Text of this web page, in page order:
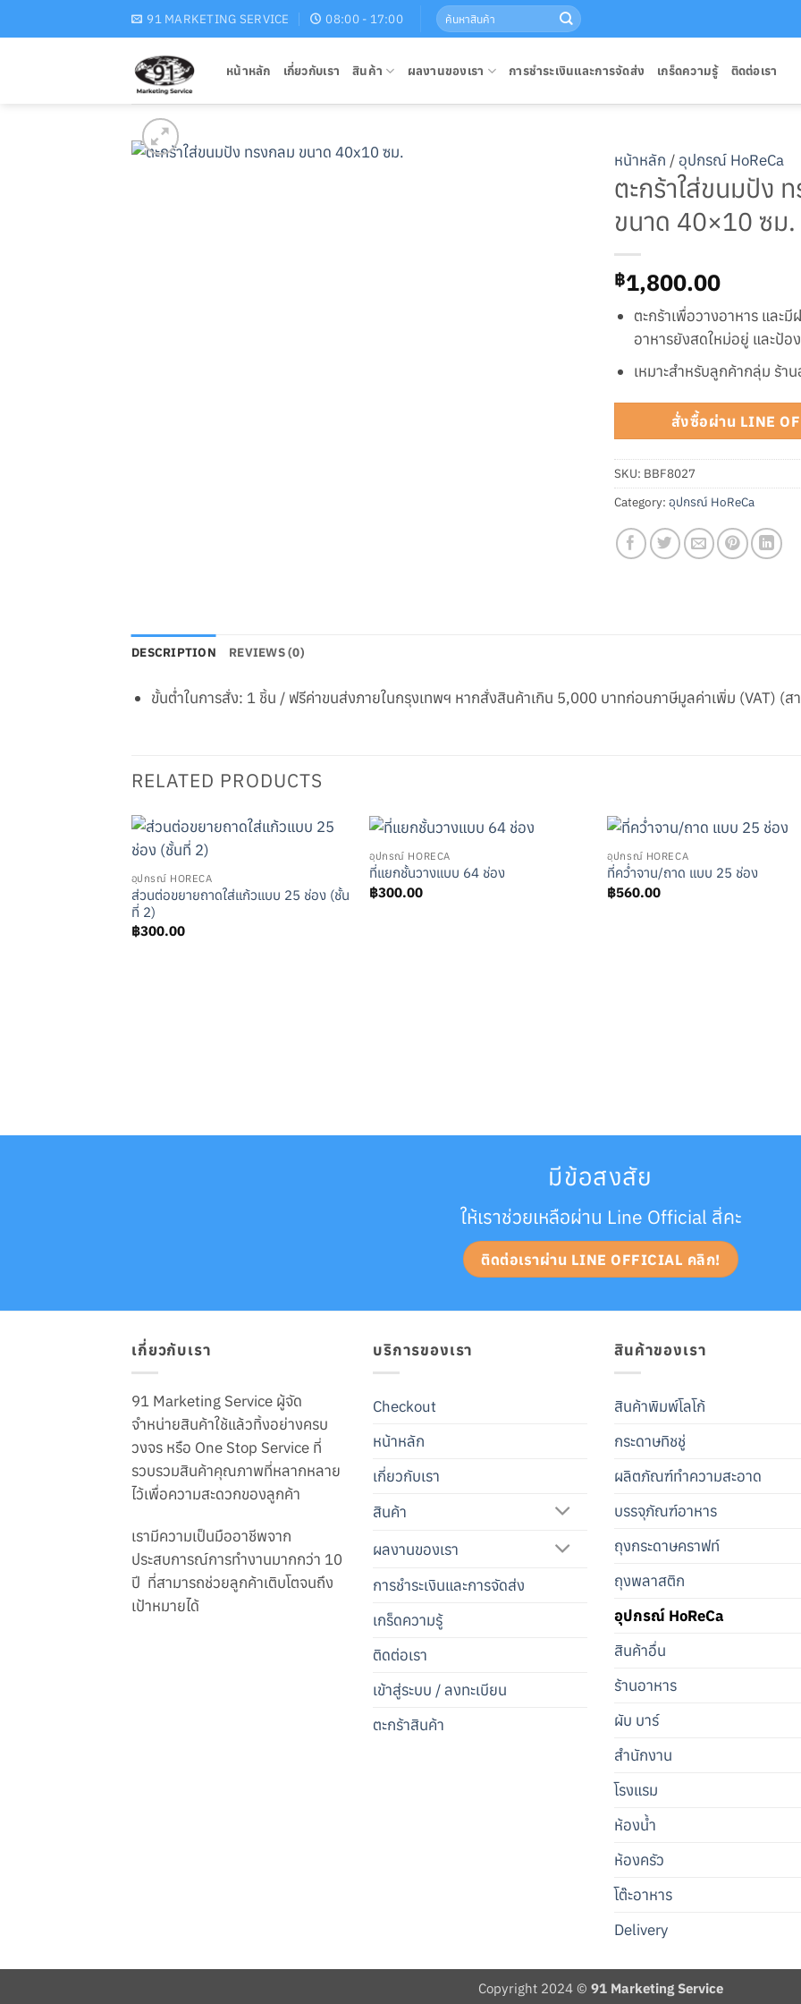
to
91 MARKETING SERVICE 08:00 - 17:00
Search
for:
หน้าหลัก เกี่ยวกับเรา สินค้า ผลงานของเรา การชำระเงินและการจัดส่ง เกร็ดความรู้ ติดต่อเรา
หน้าหลัก /อุปกรณ์ HoReCa
ตะกร้าใส่ขนมปัง
ขนาด 40×10 ซม.
฿1,800.00
ตะกร้าเพื่อวางอาหาร และมี
อาหารยังสดใหม่อยู่ และป้อ
เหมาะสำหรับลูกค้ากลุ่ม ร้าน
สั่งซื้อผ่าน LINE
SKU: BBF8027
Category: อุปกรณ์ HoReCa
DESCRIPTION REVIEWS (0)
ขั้นต่ำในการสั่ง: 1 ชิ้น / ฟรีค่าขนส่งภายในกรุงเทพฯ หากสั่งสินค้าเกิน 5,000 บาทก่อนภาษีมูลค่าเพิ่ม (VAT) (ส
RELATED PRODUCTS
อุปกรณ์ HORECA
ส่วนต่อขยายถาดใส่แก้วแบบ 25 ช่อง (ชั้น
ที่ 2)
฿300.00
อุปกรณ์ HORECA
ที่แยกชั้นวางแบบ 64 ช่อง
฿300.00
อุปกรณ์ HORECA
ที่คว่ำจาน/ถาด แบบ 25 ช่อง
฿560.00
มีข้อสงสัย
ให้เราช่วยเหลือผ่าน Line Official สิ่คะ
ติดต่อเราผ่าน LINE OFFICIAL คลิก!
เกี่ยวกับเรา
91 Marketing Service ผู้จัด
จำหน่ายสินค้าใช้แล้วทิ้งอย่างครบ
วงจร หรือ One Stop Service ที่
รวบรวมสินค้าคุณภาพที่หลากหลาย
ไว้เพื่อความสะดวกของลูกค้า
เรามีความเป็นมืออาชีพจาก
ประสบการณ์การทำงานมากกว่า 10
ปี ที่สามารถช่วยลูกค้าเติบโตจนถึง
เป้าหมายได้
บริการของเรา
Checkout
หน้าหลัก
เกี่ยวกับเรา
สินค้า
ผลงานของเรา
การชำระเงินและการจัดส่ง
เกร็ดความรู้
ติดต่อเรา
เข้าสู่ระบบ / ลงทะเบียน
ตะกร้าสินค้า
สินค้าของเรา
สินค้าพิมพ์โลโก้
กระดาษทิชชู่
ผลิตภัณฑ์ทำความสะอาด
บรรจุภัณฑ์อาหาร
ถุงกระดาษคราฟท์
ถุงพลาสติก
อุปกรณ์ HoReCa
สินค้าอื่น
ร้านอาหาร
ผับ บาร์
สำนักงาน
โรงแรม
ห้องน้ำ
ห้องครัว
โต๊ะอาหาร
Delivery
Copyright 2024 © 91 Marketing Service